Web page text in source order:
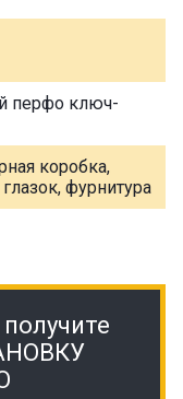
перфо ключ-
коробка,
фурнитура